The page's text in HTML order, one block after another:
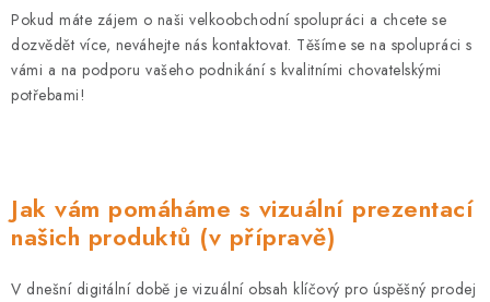
Pokud máte zájem o naši velkoobchodní spolupráci a chcete se
dozvědět více, neváhejte nás kontaktovat. Těšíme se na spolupráci s
vámi a na podporu vašeho podnikání s kvalitními chovatelskými
potřebami!
Jak vám pomáháme s vizuální prezentací
našich produktů (v přípravě)
V dnešní digitální době je vizuální obsah klíčový pro úspěšný prodej